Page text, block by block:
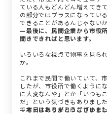
ている人もどんどん増えてき
の部分ではプラスになってい
できることがあるんじゃない
—最後に、民間企業から市役
聞きできればと思います。
いろいろな視点で物事を見ら
か。
これまで民間で働いていて、
したが、市役所で働くように
に大変なんや」とか「いつも
だ」という気づきもありまし
で考えられるようになりまし
—本日はありがとうございまし